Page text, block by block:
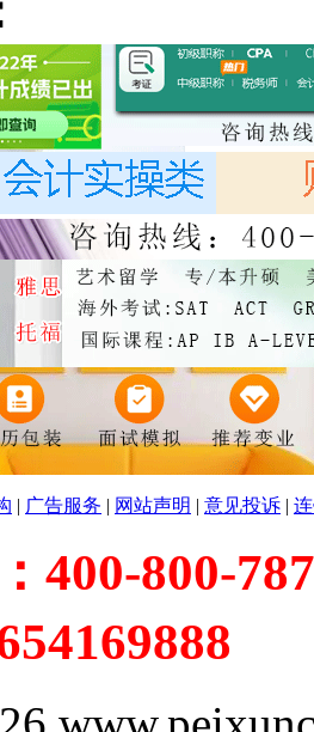
| 广告服务 | 网站声明 | 意见投诉 |
400-800-